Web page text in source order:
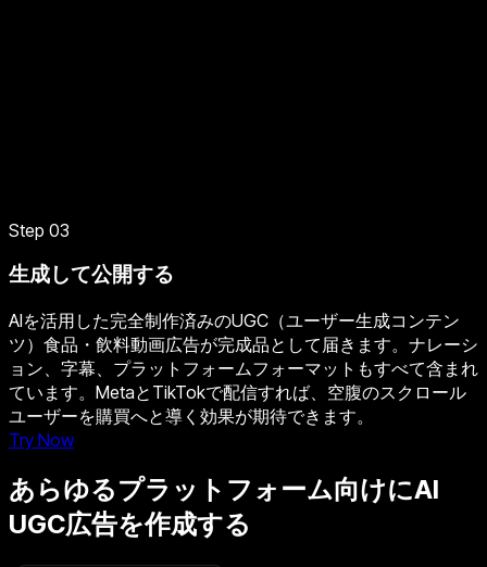
Step 03
生成して公開する
AIを活用した完全制作済みのUGC（ユーザー生成コンテン
ツ）食品・飲料動画広告が完成品として届きます。ナレーシ
ョン、字幕、プラットフォームフォーマットもすべて含まれ
ています。MetaとTikTokで配信すれば、空腹のスクロール
ユーザーを購買へと導く効果が期待できます。
Try Now
あらゆるプラットフォーム向けにAI
UGC広告を作成する